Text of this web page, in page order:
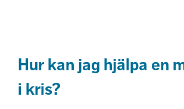
Hur kan jag hjälpa en
i kris?